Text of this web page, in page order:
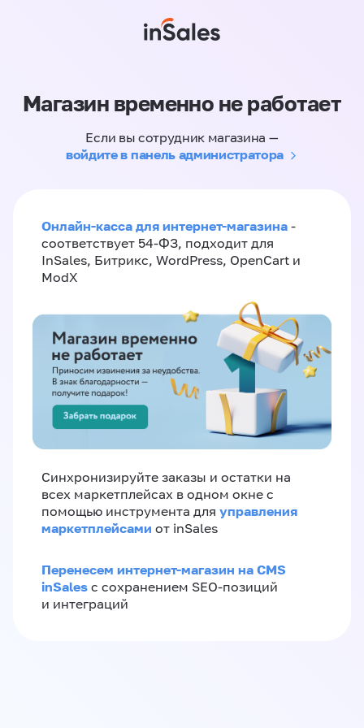
Магазин временно не работает
Если вы сотрудник магазина —
войдите в панель администратора
Онлайн-касса для интернет-магазина -
соответствует 54-ФЗ, подходит для
InSales, Битрикс, WordPress, OpenCart и
ModX
Синхронизируйте заказы и остатки на
всех маркетплейсах в одном окне с
помощью инструмента для управления
маркетплейсами от inSales
Перенесем интернет-магазин на CMS
inSales с сохранением SEO-позиций
и интеграций